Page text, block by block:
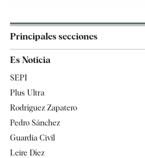
Principales secciones
Televisión
Es Noticia
SEPI
Plus Ultra
Rodríguez Zapatero
Pedro Sánchez
Guardia Civil
Leire Díez